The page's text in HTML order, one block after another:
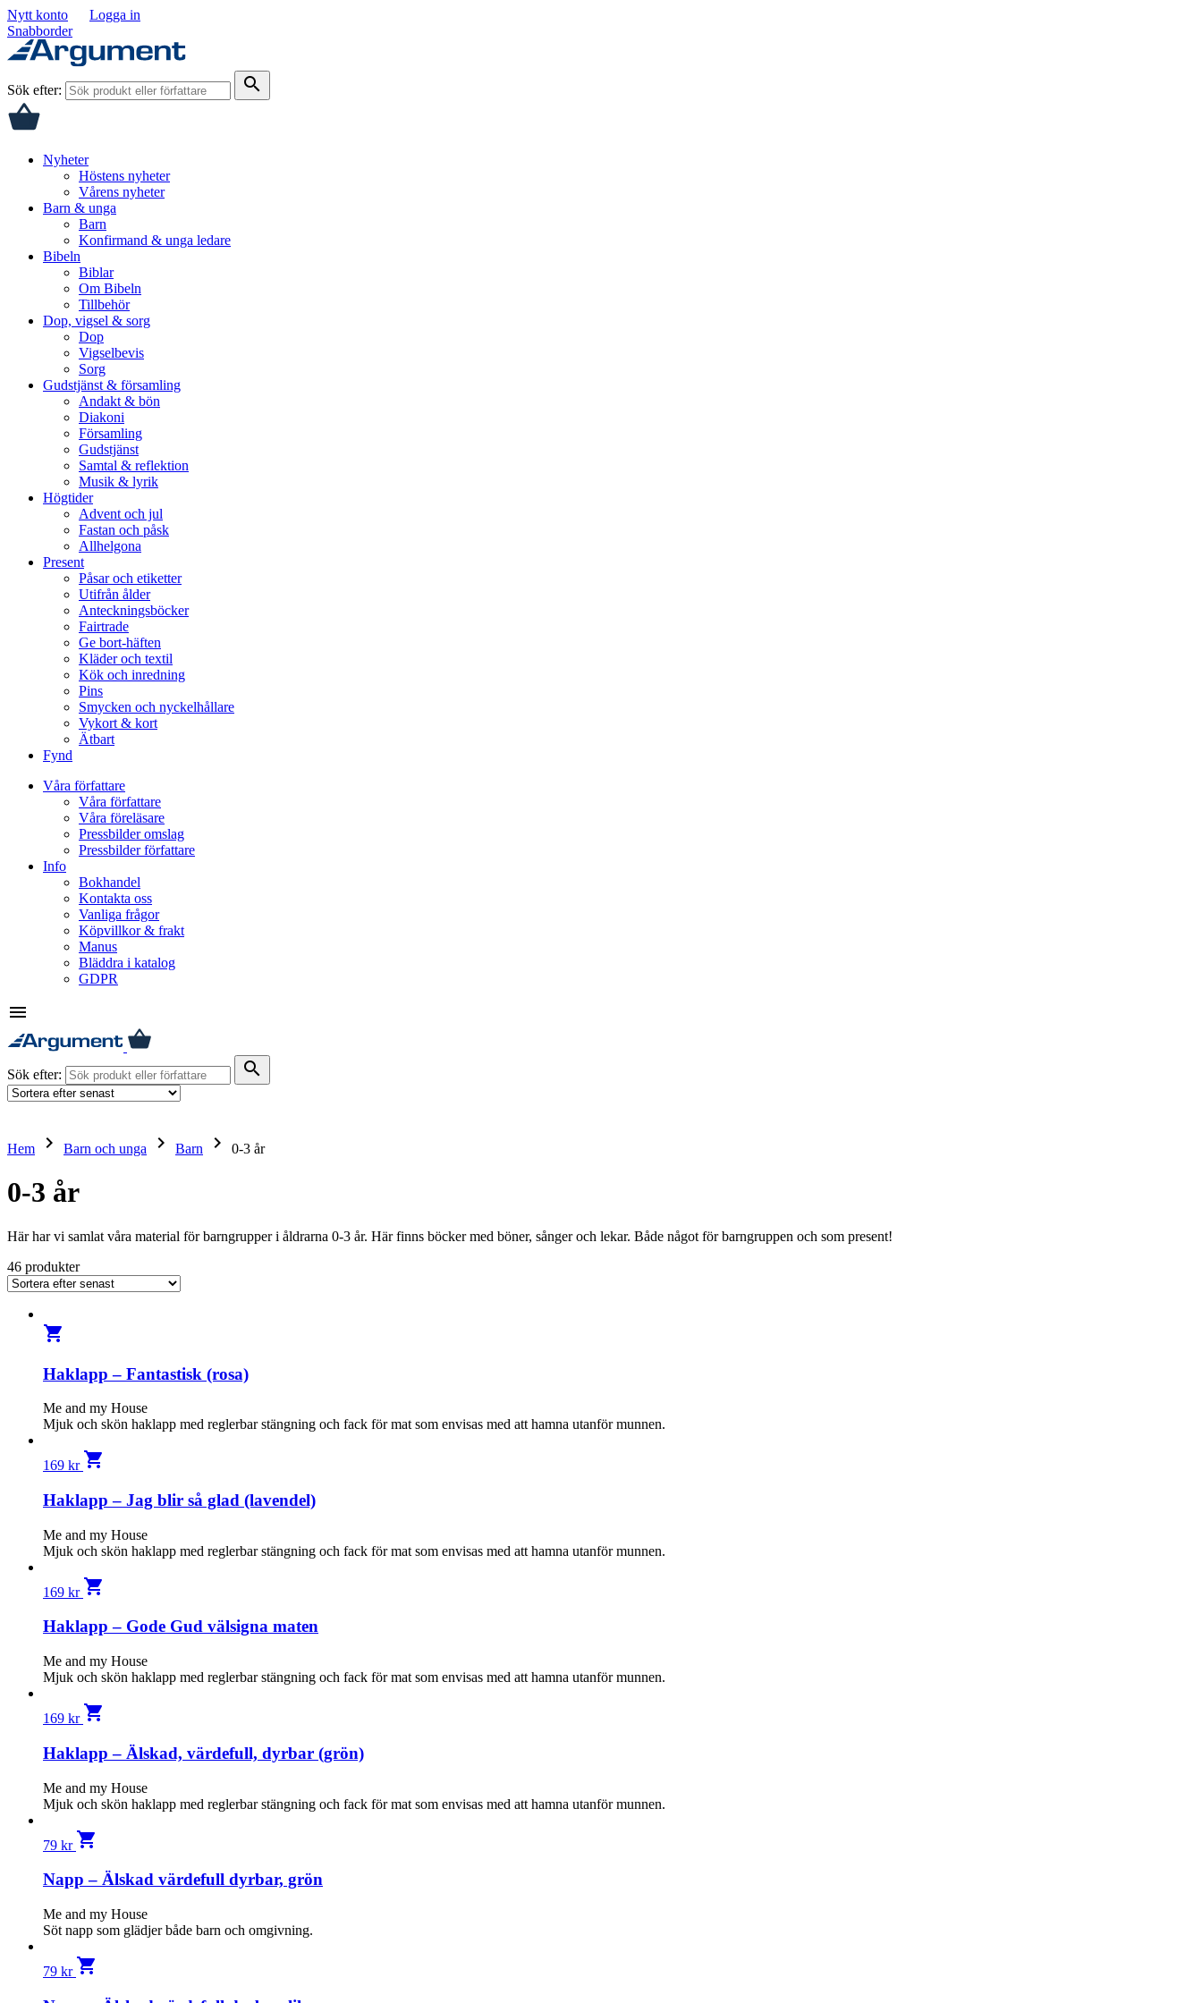
Nytt konto
Logga in
Snabborder
Sök efter: search
Nyheter
Höstens nyheter
Vårens nyheter
Barn & unga
Barn
Konfirmand & unga ledare
Bibeln
Biblar
Om Bibeln
Tillbehör
Dop, vigsel & sorg
Dop
Vigselbevis
Sorg
Gudstjänst & församling
Andakt & bön
Diakoni
Församling
Gudstjänst
Samtal & reflektion
Musik & lyrik
Högtider
Advent och jul
Fastan och påsk
Allhelgona
Present
Påsar och etiketter
Utifrån ålder
Anteckningsböcker
Fairtrade
Ge bort-häften
Kläder och textil
Kök och inredning
Pins
Smycken och nyckelhållare
Vykort & kort
Ätbart
Fynd
Våra författare
Våra författare
Våra föreläsare
Pressbilder omslag
Pressbilder författare
Info
Bokhandel
Kontakta oss
Vanliga frågor
Köpvillkor & frakt
Manus
Bläddra i katalog
GDPR
menu
Sök efter: search
Hem keyboard_arrow_right Barn och unga keyboard_arrow_right Barn keyboard_arrow_right 0-3 år
0-3 år
Här har vi samlat våra material för barngrupper i åldrarna 0-3 år. Här finns böcker med böner, sånger och lekar. Både något för barngruppen och som present!
46 produkter
shopping_cart
Haklapp – Fantastisk (rosa)
Me and my House
Mjuk och skön haklapp med reglerbar stängning och fack för mat som envisas med att hamna utanför munnen.
169 kr shopping_cart
Haklapp – Jag blir så glad (lavendel)
Me and my House
Mjuk och skön haklapp med reglerbar stängning och fack för mat som envisas med att hamna utanför munnen.
169 kr shopping_cart
Haklapp – Gode Gud välsigna maten
Me and my House
Mjuk och skön haklapp med reglerbar stängning och fack för mat som envisas med att hamna utanför munnen.
169 kr shopping_cart
Haklapp – Älskad, värdefull, dyrbar (grön)
Me and my House
Mjuk och skön haklapp med reglerbar stängning och fack för mat som envisas med att hamna utanför munnen.
79 kr shopping_cart
Napp – Älskad värdefull dyrbar, grön
Me and my House
Söt napp som glädjer både barn och omgivning.
79 kr shopping_cart